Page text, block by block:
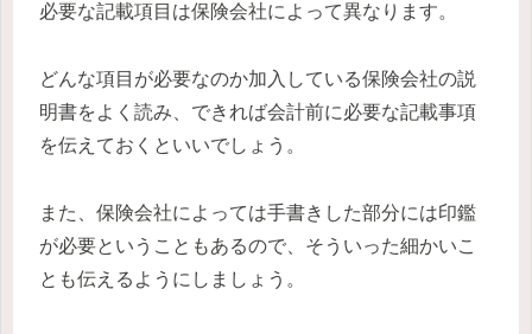
必要な記載項目は保険会社によって異なります。
どんな項目が必要なのか加入している保険会社の説
明書をよく読み、できれば会計前に必要な記載事項
を伝えておくといいでしょう。
また、保険会社によっては手書きした部分には印鑑
が必要ということもあるので、そういった細かいこ
とも伝えるようにしましょう。